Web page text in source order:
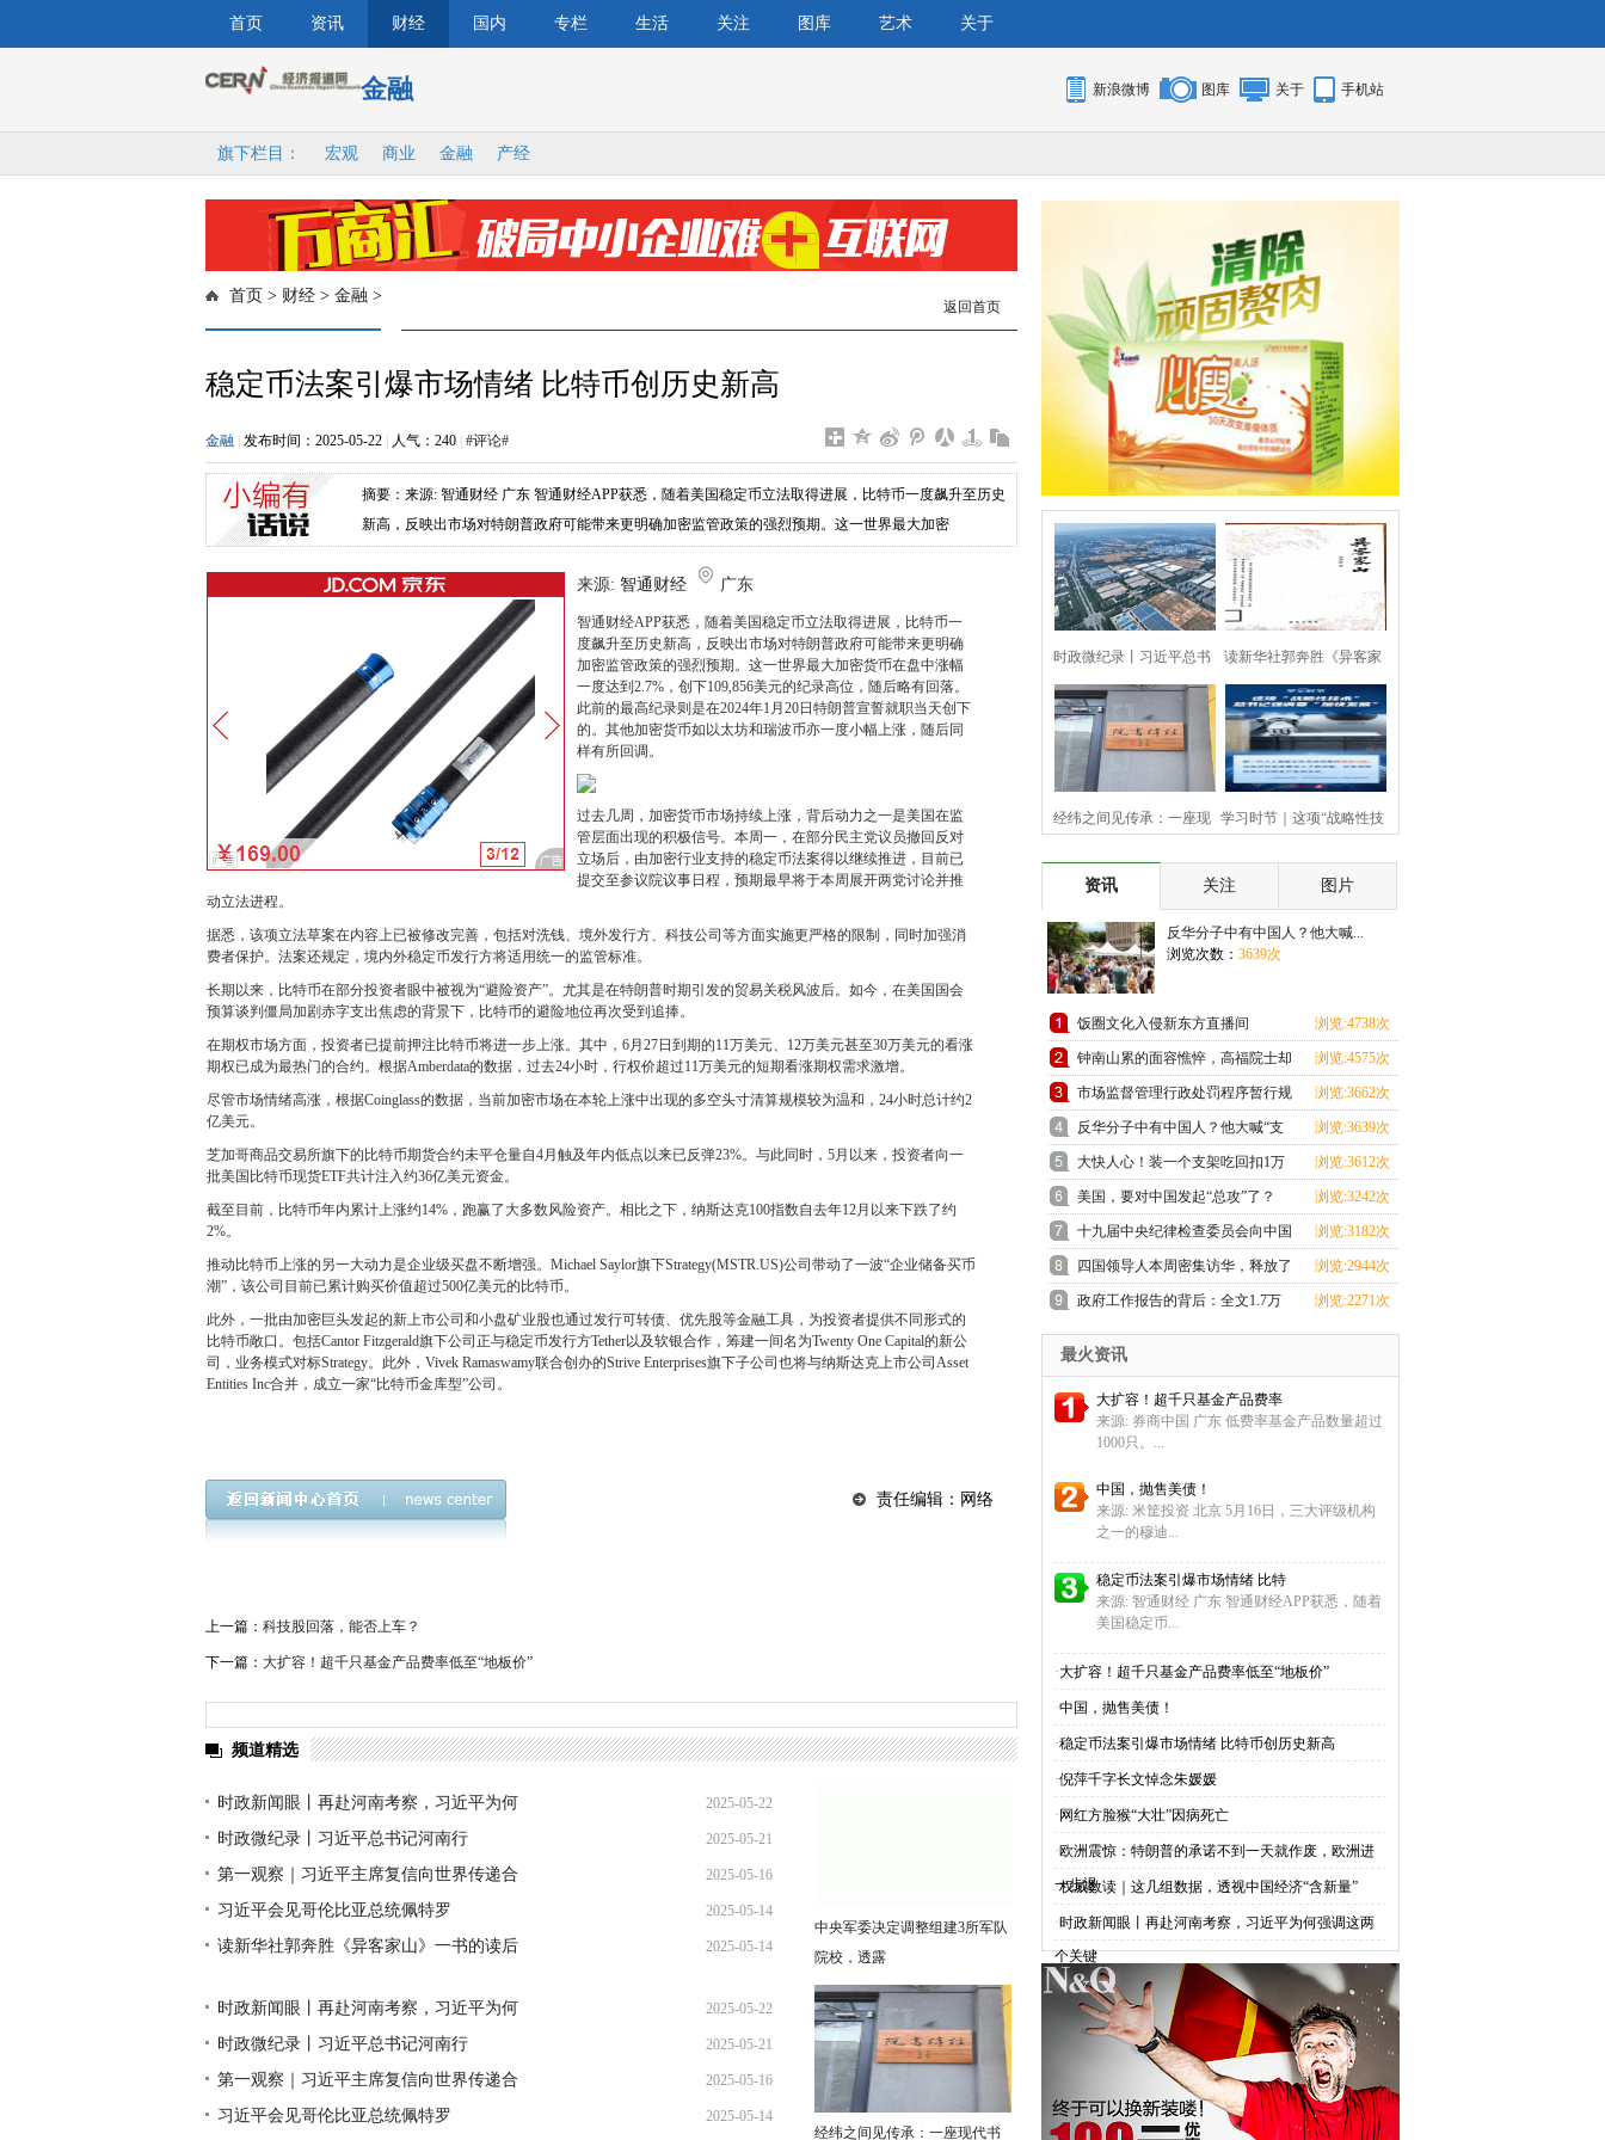
首页 资讯 财经 国内 专栏 生活 关注 图库 艺术 关于
金融 新浪微博 图库 关于 手机站
旗下栏目： 宏观 商业 金融 产经
首页 > 财经 > 金融 >
返回首页
稳定币法案引爆市场情绪 比特币创历史新高
金融 发布时间：2025-05-22 人气： 240 #评论#
摘要：来源: 智通财经 广东 智通财经APP获悉，随着美国稳定币立法取得进展，比特币一度飙升至历史
新高，反映出市场对特朗普政府可能带来更明确加密监管政策的强烈预期。这一世界最大加密
来源: 智通财经 广东
智通财经APP获悉，随着美国稳定币立法取得进展，比特币一
度飙升至历史新高，反映出市场对特朗普政府可能带来更明确
加密监管政策的强烈预期。这一世界最大加密货币在盘中涨幅
一度达到2.7%，创下109,856美元的纪录高位，随后略有回落。
此前的最高纪录则是在2024年1月20日特朗普宣誓就职当天创下
的。其他加密货币如以太坊和瑞波币亦一度小幅上涨，随后同
样有所回调。
过去几周，加密货币市场持续上涨，背后动力之一是美国在监
管层面出现的积极信号。本周一，在部分民主党议员撤回反对
立场后，由加密行业支持的稳定币法案得以继续推进，目前已
提交至参议院议事日程，预期最早将于本周展开两党讨论并推
动立法进程。
据悉，该项立法草案在内容上已被修改完善，包括对洗钱、境外发行方、科技公司等方面实施更严格的限制，同时加强消
费者保护。法案还规定，境内外稳定币发行方将适用统一的监管标准。
长期以来，比特币在部分投资者眼中被视为“避险资产”。尤其是在特朗普时期引发的贸易关税风波后。如今，在美国国会
预算谈判僵局加剧赤字支出焦虑的背景下，比特币的避险地位再次受到追捧。
在期权市场方面，投资者已提前押注比特币将进一步上涨。其中，6月27日到期的11万美元、12万美元甚至30万美元的看涨
期权已成为最热门的合约。根据Amberdata的数据，过去24小时，行权价超过11万美元的短期看涨期权需求激增。
尽管市场情绪高涨，根据Coinglass的数据，当前加密市场在本轮上涨中出现的多空头寸清算规模较为温和，24小时总计约2
亿美元。
芝加哥商品交易所旗下的比特币期货合约未平仓量自4月触及年内低点以来已反弹23%。与此同时，5月以来，投资者向一
批美国比特币现货ETF共计注入约36亿美元资金。
截至目前，比特币年内累计上涨约14%，跑赢了大多数风险资产。相比之下，纳斯达克100指数自去年12月以来下跌了约
2%。
推动比特币上涨的另一大动力是企业级买盘不断增强。Michael Saylor旗下Strategy(MSTR.US)公司带动了一波“企业储备买币
潮”，该公司目前已累计购买价值超过500亿美元的比特币。
此外，一批由加密巨头发起的新上市公司和小盘矿业股也通过发行可转债、优先股等金融工具，为投资者提供不同形式的
比特币敞口。包括Cantor Fitzgerald旗下公司正与稳定币发行方Tether以及软银合作，筹建一间名为Twenty One Capital的新公
司，业务模式对标Strategy。此外，Vivek Ramaswamy联合创办的Strive Enterprises旗下子公司也将与纳斯达克上市公司Asset
Entities Inc合并，成立一家“比特币金库型”公司。
责任编辑：网络
上一篇： 科技股回落，能否上车？
下一篇： 大扩容！超千只基金产品费率低至“地板价”
频道精选
时政新闻眼丨再赴河南考察，习近平为何 2025-05-22
08:44:45
时政微纪录丨习近平总书记河南行 2025-05-21
09:53:52
第一观察｜习近平主席复信向世界传递合 2025-05-16
09:22:29
习近平会见哥伦比亚总统佩特罗 2025-05-14
15:10:20
读新华社郭奔胜《异客家山》一书的读后 2025-05-14
时政新闻眼丨再赴河南考察，习近平为何 2025-05-22
08:44:45
时政微纪录丨习近平总书记河南行 2025-05-21
09:53:52
第一观察｜习近平主席复信向世界传递合 2025-05-16
09:22:29
习近平会见哥伦比亚总统佩特罗 2025-05-14
中央军委决定调整组建3所军队
院校，透露
经纬之间见传承：一座现代书
时政微纪录丨习近平总书
记河
读新华社郭奔胜《异客家
山》
经纬之间见传承：一座现 学习时节｜这项“战略性技
资讯 关注 图片
反华分子中有中国人？他大喊...
浏览次数： 3639次
饭圈文化入侵新东方直播间 浏览:4738次
钟南山累的面容憔悴，高福院士却
忙
浏览:4575次
市场监督管理行政处罚程序暂行规
定
浏览:3662次
反华分子中有中国人？他大喊“支
那
浏览:3639次
大快人心！装一个支架吃回扣1万
元的
浏览:3612次
美国，要对中国发起“总攻”了？ 浏览:3242次
十九届中央纪律检查委员会向中国
共
浏览:3182次
四国领导人本周密集访华，释放了
哪
浏览:2944次
政府工作报告的背后：全文1.7万
余字
浏览:2271次
最火资讯
大扩容！超千只基金产品费率
来源: 券商中国 广东 低费率基金产品数量超过
1000只。...
中国，抛售美债！
来源: 米筐投资 北京 5月16日，三大评级机构
之一的穆迪...
稳定币法案引爆市场情绪 比特
来源: 智通财经 广东 智通财经APP获悉，随着
美国稳定币...
·大扩容！超千只基金产品费率低至“地板价”
·中国，抛售美债！
·稳定币法案引爆市场情绪 比特币创历史新高
·倪萍千字长文悼念朱媛媛
· 网红方脸猴“大壮”因病死亡
·欧洲震惊：特朗普的承诺不到一天就作废，欧洲进
一步退
·权威数读｜这几组数据，透视中国经济“含新量”
·时政新闻眼丨再赴河南考察，习近平为何强调这两
个关键